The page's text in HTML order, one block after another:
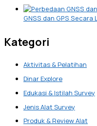
GNSS dan GPS Secara
Kategori
Aktivitas & Pelatihan
Dinar Explore
Edukasi & Istilah Survey
Jenis Alat Survey
Produk & Review Alat